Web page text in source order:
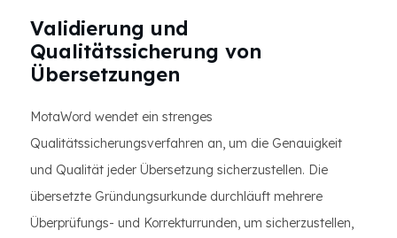
Validierung und
Qualitätssicherung von
Übersetzungen
MotaWord wendet ein strenges
Qualitätssicherungsverfahren an, um die Genauigkeit
und Qualität jeder Übersetzung sicherzustellen. Die
übersetzte Gründungsurkunde durchläuft mehrere
Überprüfungs- und Korrekturrunden, um sicherzustellen,